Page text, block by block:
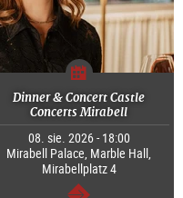
Dinner & Concert Castle
Concerts Mirabell
08. sie. 2026 - 18:00
Mirabell Palace, Marble Hall,
Mirabellplatz 4